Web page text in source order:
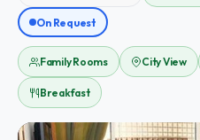
On Request
Family Rooms City View
Breakfast